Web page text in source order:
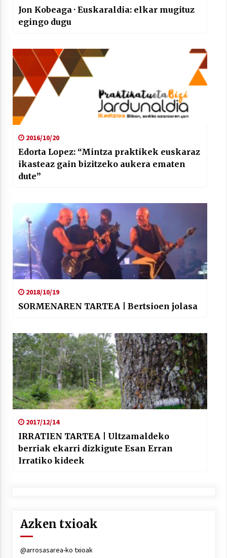
Jon Kobeaga · Euskaraldia: elkar mugituz
egingo dugu
2016/10/20
Edorta Lopez: “Mintza praktikek euskaraz
ikasteaz gain bizitzeko aukera ematen
dute”
2018/10/19
SORMENAREN TARTEA | Bertsioen jolasa
2017/12/14
IRRATIEN TARTEA | Ultzamaldeko
berriak ekarri dizkigute Esan Erran
Irratiko kideek
Azken txioak
@arrosasarea-ko txioak